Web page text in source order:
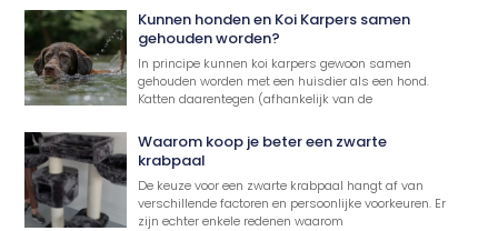
Kunnen honden en Koi Karpers samen
gehouden worden?
In principe kunnen koi karpers gewoon samen
gehouden worden met een huisdier als een hond.
Katten daarentegen (afhankelijk van de
Waarom koop je beter een zwarte
krabpaal
De keuze voor een zwarte krabpaal hangt af van
verschillende factoren en persoonlijke voorkeuren. Er
zijn echter enkele redenen waarom